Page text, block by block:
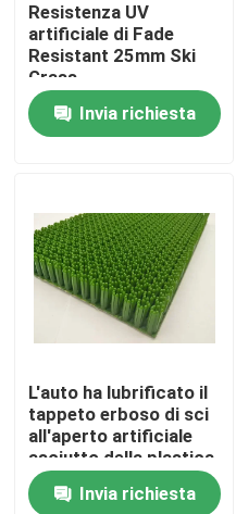
Casa
Video
Chi siamo
Giro della fabbrica
Controllo di qualità
Resistenza UV
artificiale di Fade
Resistant 25mm Ski
Grass
Invia richiesta
L'auto ha lubrificato il
tappeto erboso di sci
all'aperto artificiale
asciutto della plastica
di ingegneria di Ski
Grass Eco Friendly For
Invia richiesta